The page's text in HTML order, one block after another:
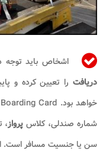
اشخاص باید توجه
دریافت را تعیین کرده و
خواهد بود. Boarding Card شامل
شماره صندلی، کلاس پرواز،
سن یا جنسیت مسافر است.